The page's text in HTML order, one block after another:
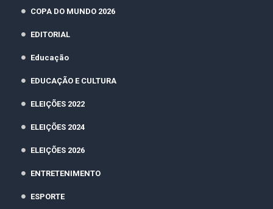
COPA DO MUNDO 2026
EDITORIAL
Educação
EDUCAÇÃO E CULTURA
ELEIÇÕES 2022
ELEIÇÕES 2024
ELEIÇÕES 2026
ENTRETENIMENTO
ESPORTE